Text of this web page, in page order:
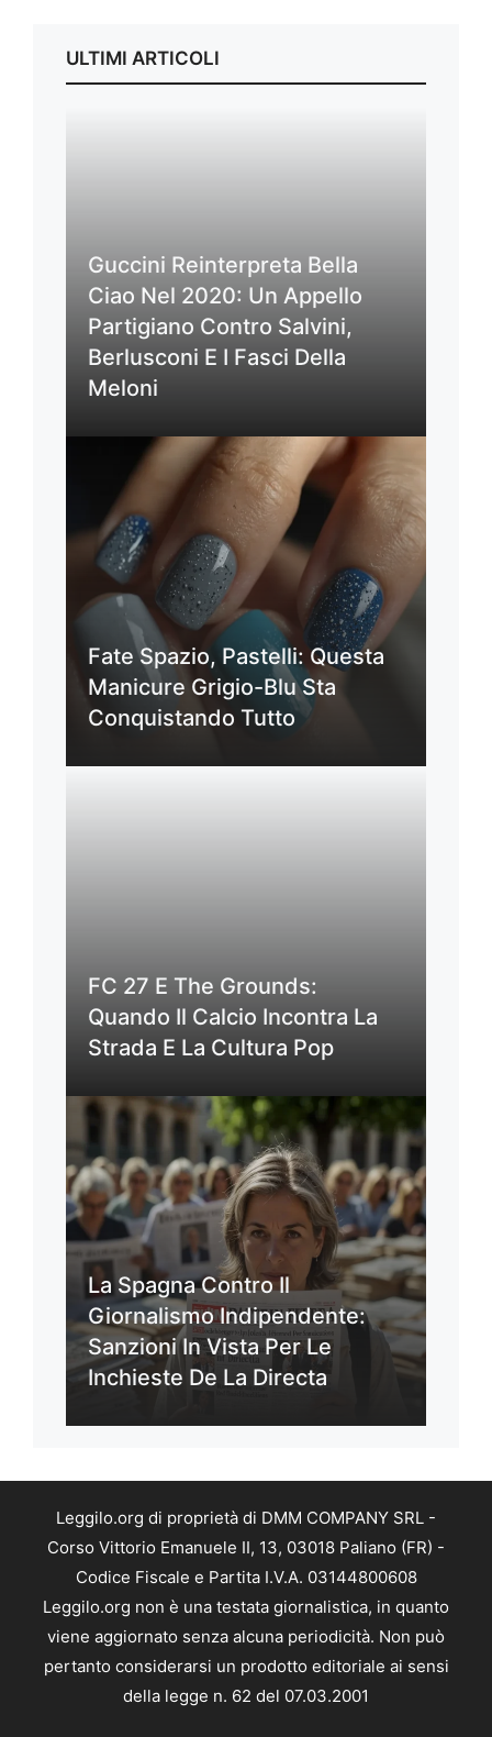
ULTIMI ARTICOLI
Guccini Reinterpreta Bella
Ciao Nel 2020: Un Appello
Partigiano Contro Salvini,
Berlusconi E I Fasci Della
Meloni
Fate Spazio, Pastelli: Questa
Manicure Grigio-Blu Sta
Conquistando Tutto
FC 27 E The Grounds:
Quando Il Calcio Incontra La
Strada E La Cultura Pop
La Spagna Contro Il
Giornalismo Indipendente:
Sanzioni In Vista Per Le
Inchieste De La Directa
Leggilo.org di proprietà di DMM COMPANY SRL -
Corso Vittorio Emanuele II, 13, 03018 Paliano (FR) -
Codice Fiscale e Partita I.V.A. 03144800608
Leggilo.org non è una testata giornalistica, in quanto
viene aggiornato senza alcuna periodicità. Non può
pertanto considerarsi un prodotto editoriale ai sensi
della legge n. 62 del 07.03.2001